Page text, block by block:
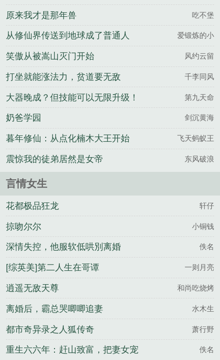
原来我才是那年兽 吃不堡
从修仙界传送到地球成了普通人 爱锻炼的小
笑傲从被嵩山灭门开始 风约云留
打坐就能涨法力，贫道要无敌 千李同风
大器晚成？但技能可以无限升级！ 第九天命
奶爸学园 剑沉黄海
暮年修仙：从点化楠木大王开始 飞天蚂蚁王
震惊我的徒弟居然是女帝 东风破浪
言情女生
花都极品狂龙 轩仔
掠吻尔尔 小铜钱
深情失控，他服软低哄別离婚 佚名
[综英美]第二人生在哥谭 一则月亮
逍遥无敌天尊 和尚吃烧烤
离婚后，霸总哭唧唧追妻 水木生
都市奇异录之人狐传奇 萧行野
重生六六年：赶山致富，把妻女宠 佚名